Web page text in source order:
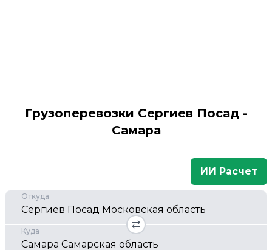
Грузоперевозки Сергиев Посад -
Самара
ИИ Расчет
Откуда
Куда